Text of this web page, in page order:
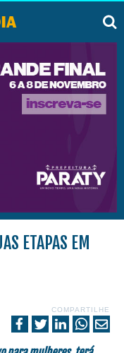
ETAPAS EM
COMPARTILHE